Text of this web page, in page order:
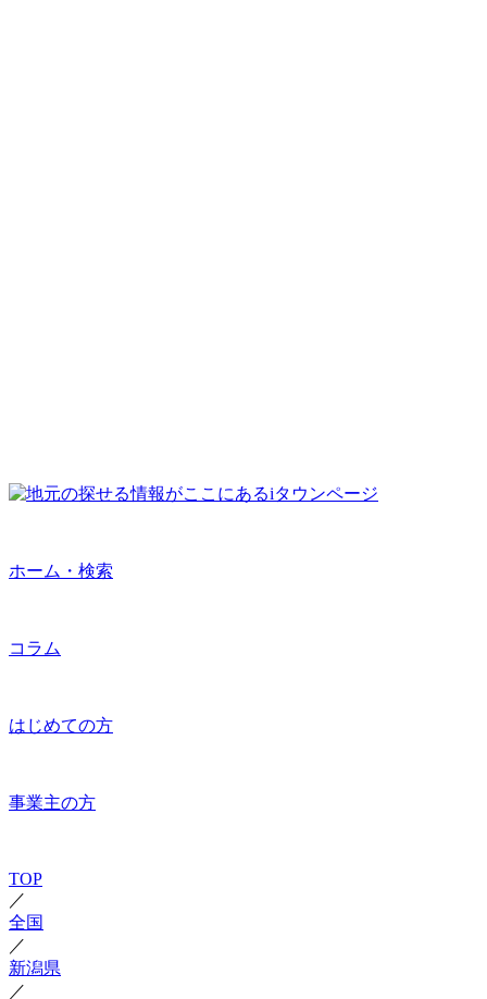
ホーム・検索
コラム
はじめての方
事業主の方
TOP
／
全国
／
新潟県
／